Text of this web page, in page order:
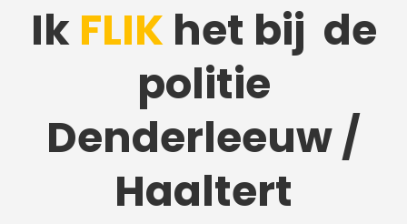
Ik FLIKhet bij de
politie
Denderleeuw /
Haaltert